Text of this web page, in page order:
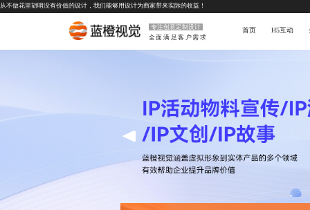
从不做花里胡哨没有价值的设计，我们能够用设计为商家带来实际的收益！
专注创意定制设计
全面满足客户需求
首页 H5互动